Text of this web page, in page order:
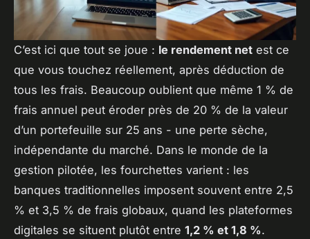
C’est ici que tout se joue : le rendement net est ce
que vous touchez réellement, après déduction de
tous les frais. Beaucoup oublient que même 1 % de
frais annuel peut éroder près de 20 % de la valeur
d’un portefeuille sur 25 ans - une perte sèche,
indépendante du marché. Dans le monde de la
gestion pilotée, les fourchettes varient : les
banques traditionnelles imposent souvent entre 2,5
% et 3,5 % de frais globaux, quand les plateformes
digitales se situent plutôt entre 1,2 % et 1,8 %.